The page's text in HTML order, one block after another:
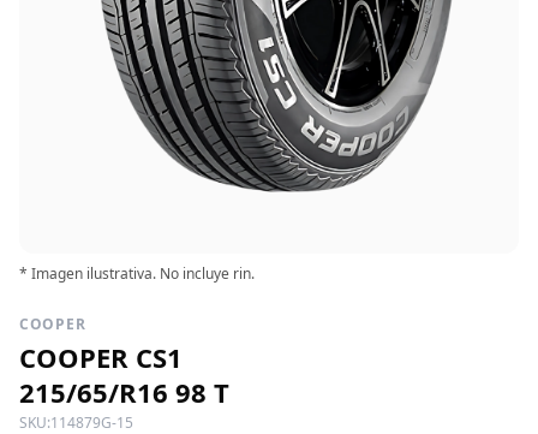
* Imagen ilustrativa. No incluye rin.
COOPER
COOPER CS1
215/65/R16 98 T
SKU:114879G-15